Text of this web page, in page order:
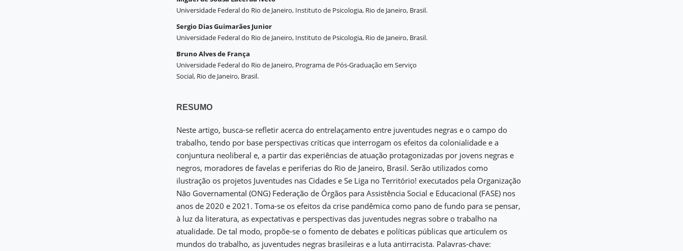
Universidade Federal do Rio de Janeiro, Instituto de Psicologia, Rio de Janeiro, Brasil.
Sergio Dias Guimarães Junior
Universidade Federal do Rio de Janeiro, Instituto de Psicologia, Rio de Janeiro, Brasil.
Bruno Alves de França
Universidade Federal do Rio de Janeiro, Programa de Pós-Graduação em Serviço
Social, Rio de Janeiro, Brasil.
RESUMO
Neste artigo, busca-se refletir acerca do entrelaçamento entre juventudes negras e o campo do
trabalho, tendo por base perspectivas críticas que interrogam os efeitos da colonialidade e a
conjuntura neoliberal e, a partir das experiências de atuação protagonizadas por jovens negras e
negros, moradores de favelas e periferias do Rio de Janeiro, Brasil. Serão utilizados como
ilustração os projetos Juventudes nas Cidades e Se Liga no Território! executados pela Organização
Não Governamental (ONG) Federação de Órgãos para Assistência Social e Educacional (FASE) nos
anos de 2020 e 2021. Toma-se os efeitos da crise pandêmica como pano de fundo para se pensar,
à luz da literatura, as expectativas e perspectivas das juventudes negras sobre o trabalho na
atualidade. De tal modo, propõe-se o fomento de debates e políticas públicas que articulem os
mundos do trabalho, as juventudes negras brasileiras e a luta antirracista. Palavras-chave: